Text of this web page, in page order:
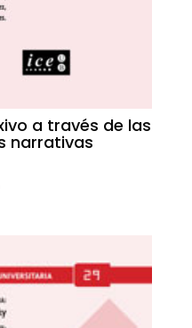
a través de las
narrativas